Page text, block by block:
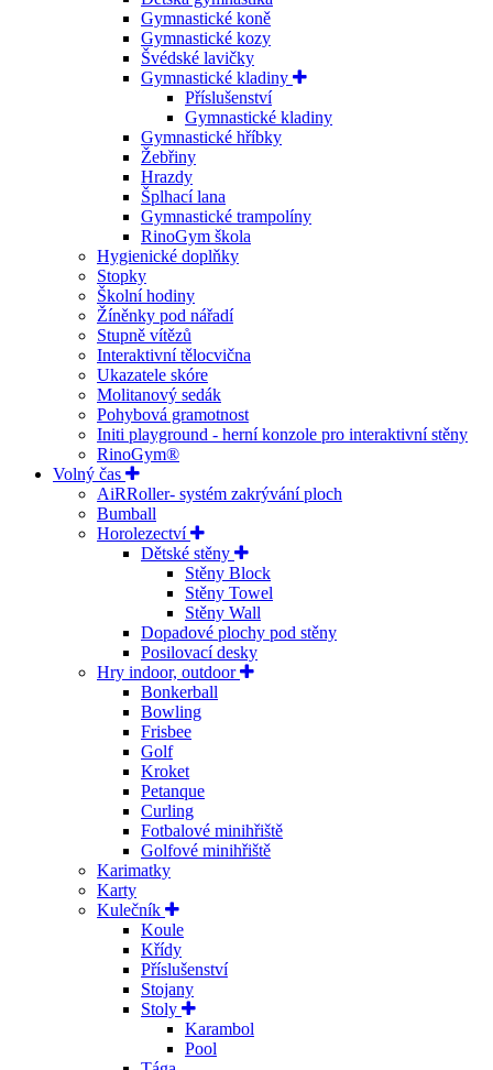
Gymnastické koně
Gymnastické kozy
Švédské lavičky
Gymnastické kladiny
Příslušenství
Gymnastické kladiny
Gymnastické hříbky
Žebřiny
Hrazdy
Šplhací lana
Gymnastické trampolíny
RinoGym škola
Hygienické doplňky
Stopky
Školní hodiny
Žíněnky pod nářadí
Stupně vítězů
Interaktivní tělocvična
Ukazatele skóre
Molitanový sedák
Pohybová gramotnost
Initi playground - herní konzole pro interaktivní stěny
RinoGym®
Volný čas
AiRRoller- systém zakrývání ploch
Bumball
Horolezectví
Dětské stěny
Stěny Block
Stěny Towel
Stěny Wall
Dopadové plochy pod stěny
Posilovací desky
Hry indoor, outdoor
Bonkerball
Bowling
Frisbee
Golf
Kroket
Petanque
Curling
Fotbalové minihřiště
Golfové minihřiště
Karimatky
Karty
Kulečník
Koule
Křídy
Příslušenství
Stojany
Stoly
Karambol
Pool